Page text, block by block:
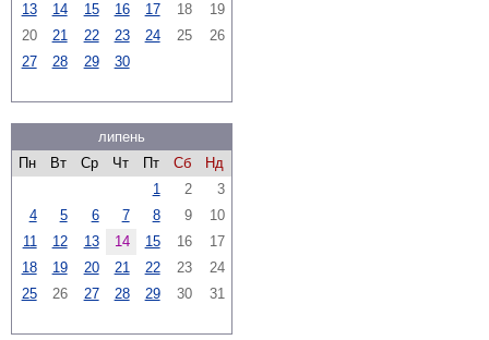
13
14 15 16 17 18
19
20
21 22 23 24 25
26
27
28 29 30
липень
Пн
Вт Ср Чт Пт Сб
Нд
1
2
3
4
5 6 7 8 9
10
11
12 13 14 15 16
17
18
19 20 21 22 23
24
25
26 27 28 29 30 31